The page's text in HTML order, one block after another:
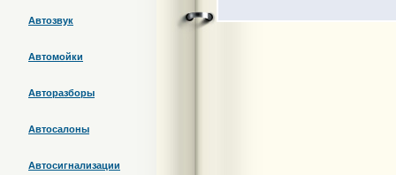
Автозвук
Автомойки
Авторазборы
Автосалоны
Автосигнализации